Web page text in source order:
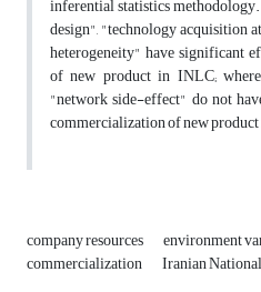
inferential statistics
design", "technology acquisition
heterogeneity" have significant
of new product in INLC;
"network side-effect" do not
commercialization of new
company resources environment
commercialization Iranian